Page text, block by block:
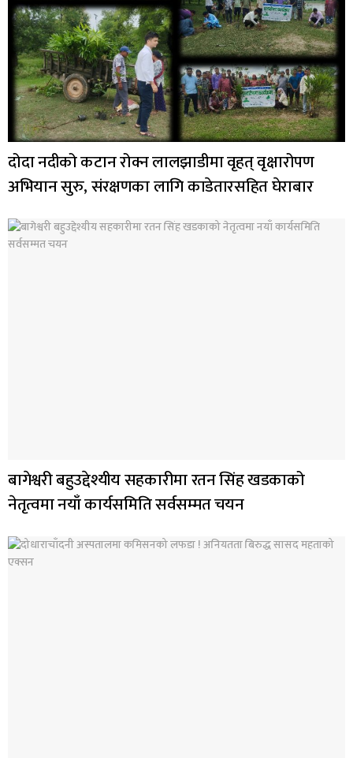
दोदा नदीको कटान रोक्न लालझाडीमा वृहत् वृक्षारोपण
अभियान सुरु, संरक्षणका लागि काडेतारसहित घेराबार
बागेश्वरी बहुउद्देश्यीय सहकारीमा रतन सिंह खडकाको
नेतृत्वमा नयाँ कार्यसमिति सर्वसम्मत चयन